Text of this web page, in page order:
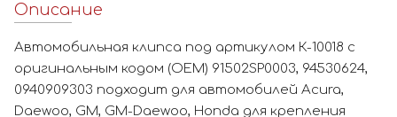
Описание
Автомобильная клипса под артикулом К-10018 с
оригинальным кодом (OEM) 91502SP0003, 94530624,
0940909303 подходит для автомобилей Acura,
Daewoo, GM, GM-Daewoo, Honda для крепления